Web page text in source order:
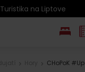
Turistika na Liptove
CHoPoK #Up